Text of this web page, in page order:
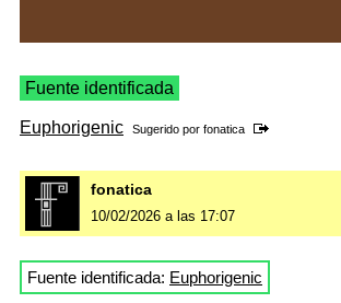
Fuente identificada
Euphorigenic Sugerido por fonatica
fonatica
10/02/2026 a las 17:07
Fuente identificada: Euphorigenic